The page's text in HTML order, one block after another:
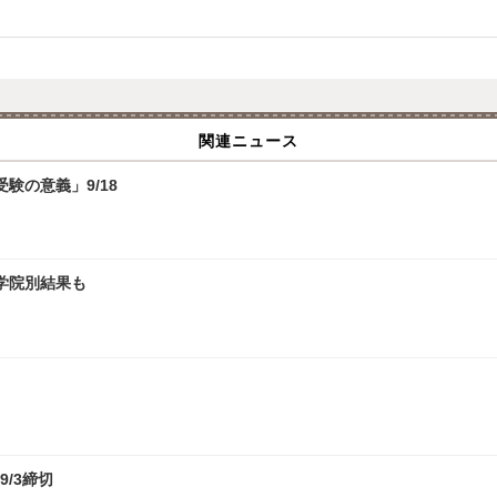
関連ニュース
験の意義」9/18
院別結果も
3締切